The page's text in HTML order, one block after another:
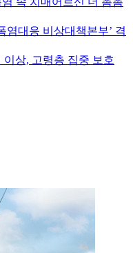
대응 비상대책본부’ 격
이상, 고령층 집중 보호